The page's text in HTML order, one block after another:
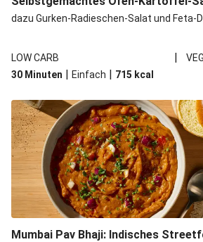
dazu Gurken-Radieschen-Salat und Feta-
LOW CARB |
30 Minuten | Einfach | 715 kcal
Mumbai Pav Bhaji: Indisches